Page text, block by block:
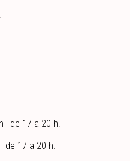
i de 17 a 20 h.
i de 17 a 20 h.